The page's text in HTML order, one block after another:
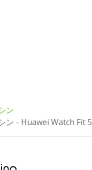
ン
ン - Huawei Watch Fit 5